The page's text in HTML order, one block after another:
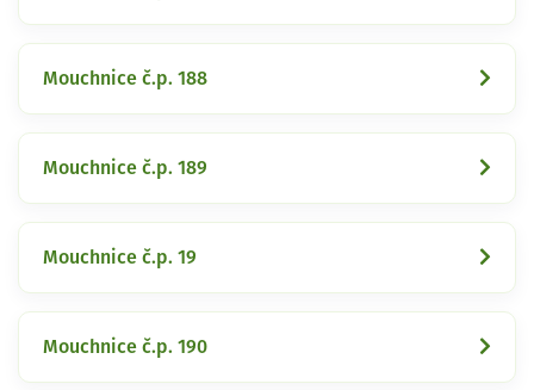
Mouchnice č.p. 188
Mouchnice č.p. 189
Mouchnice č.p. 19
Mouchnice č.p. 190